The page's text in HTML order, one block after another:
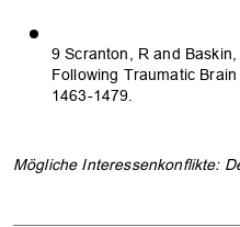
9 Scranton, R and
Following Traumatic
1463-1479.
Mögliche Interessenkonflikte: